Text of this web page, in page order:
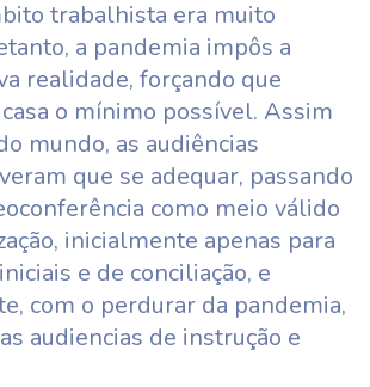
trabalhista era muito
a pandemia impôs a
realidade, forçando que
o mínimo possível. Assim
mundo, as audiências
que se adequar, passando
como meio válido
inicialmente apenas para
e de conciliação, e
com o perdurar da pandemia,
audiencias de instrução e